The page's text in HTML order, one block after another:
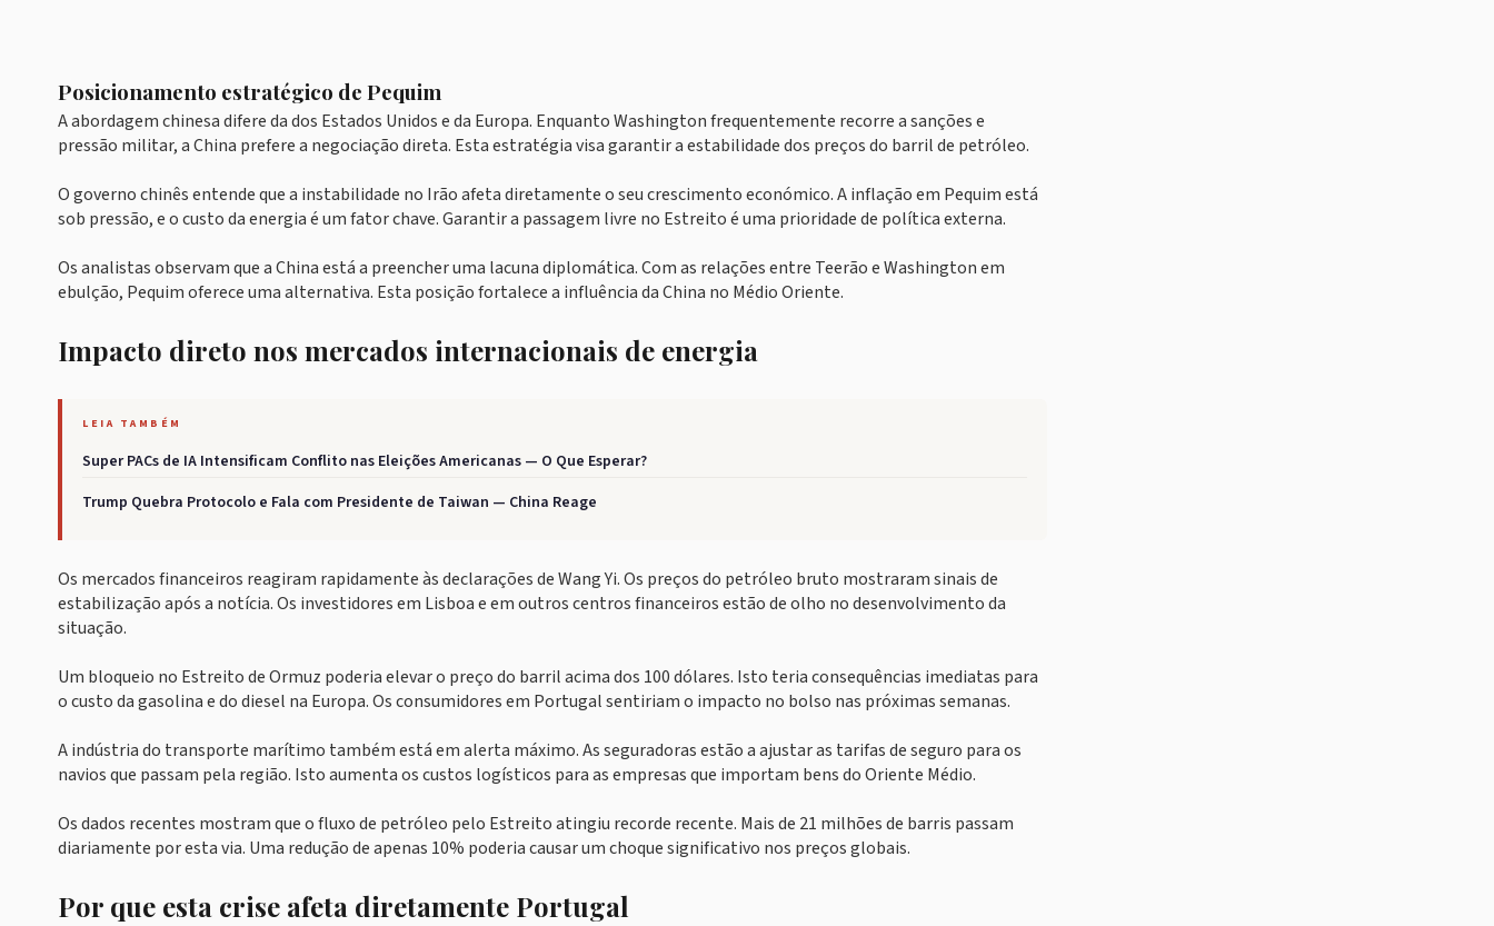
Posicionamento estratégico de Pequim
A abordagem chinesa difere da dos Estados Unidos e da Europa. Enquanto Washington frequentemente recorre a sanções e
pressão militar, a China prefere a negociação direta. Esta estratégia visa garantir a estabilidade dos preços do barril de petróleo.
O governo chinês entende que a instabilidade no Irão afeta diretamente o seu crescimento económico. A inflação em Pequim está
sob pressão, e o custo da energia é um fator chave. Garantir a passagem livre no Estreito é uma prioridade de política externa.
Os analistas observam que a China está a preencher uma lacuna diplomática. Com as relações entre Teerão e Washington em
ebulção, Pequim oferece uma alternativa. Esta posição fortalece a influência da China no Médio Oriente.
Impacto direto nos mercados internacionais de energia
LEIA TAMBÉM
Super PACs de IA Intensificam Conflito nas Eleições Americanas — O Que Esperar?
Trump Quebra Protocolo e Fala com Presidente de Taiwan — China Reage
Os mercados financeiros reagiram rapidamente às declarações de Wang Yi. Os preços do petróleo bruto mostraram sinais de
estabilização após a notícia. Os investidores em Lisboa e em outros centros financeiros estão de olho no desenvolvimento da
situação.
Um bloqueio no Estreito de Ormuz poderia elevar o preço do barril acima dos 100 dólares. Isto teria consequências imediatas para
o custo da gasolina e do diesel na Europa. Os consumidores em Portugal sentiriam o impacto no bolso nas próximas semanas.
A indústria do transporte marítimo também está em alerta máximo. As seguradoras estão a ajustar as tarifas de seguro para os
navios que passam pela região. Isto aumenta os custos logísticos para as empresas que importam bens do Oriente Médio.
Os dados recentes mostram que o fluxo de petróleo pelo Estreito atingiu recorde recente. Mais de 21 milhões de barris passam
diariamente por esta via. Uma redução de apenas 10% poderia causar um choque significativo nos preços globais.
Por que esta crise afeta diretamente Portugal